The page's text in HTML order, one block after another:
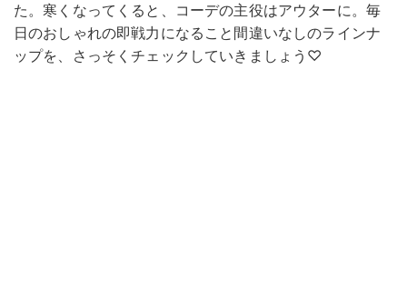
た。寒くなってくると、コーデの主役はアウターに。毎
日のおしゃれの即戦力になること間違いなしのラインナ
ップを、さっそくチェックしていきましょう♡